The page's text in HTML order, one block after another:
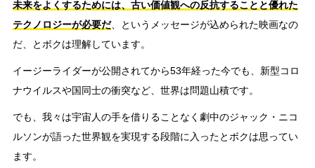
未来をよくするためには、古い価値観への反抗することと優れた
テクノロジーが必要だ、というメッセージが込められた映画なの
だ、とボクは理解しています。
イージーライダーが公開されてから53年経った今でも、新型コロ
ナウイルスや国同士の衝突など、世界は問題山積です。
でも、我々は宇宙人の手を借りることなく劇中のジャック・ニコ
ルソンが語った世界観を実現する段階に入ったとボクは思ってい
ます。